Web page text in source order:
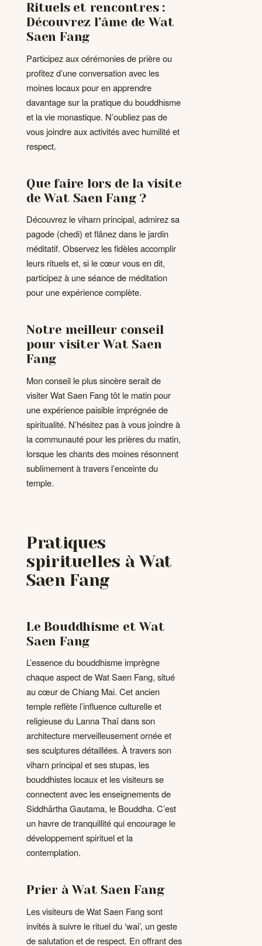
Rituels et rencontres :
Découvrez l’âme de Wat
Saen Fang
Participez aux cérémonies de prière ou
profitez d’une conversation avec les
moines locaux pour en apprendre
davantage sur la pratique du bouddhisme
et la vie monastique. N’oubliez pas de
vous joindre aux activités avec humilité et
respect.
Que faire lors de la visite
de Wat Saen Fang ?
Découvrez le viharn principal, admirez sa
pagode (chedi) et flânez dans le jardin
méditatif. Observez les fidèles accomplir
leurs rituels et, si le cœur vous en dit,
participez à une séance de méditation
pour une expérience complète.
Notre meilleur conseil
pour visiter Wat Saen
Fang
Mon conseil le plus sincère serait de
visiter Wat Saen Fang tôt le matin pour
une expérience paisible imprégnée de
spiritualité. N’hésitez pas à vous joindre à
la communauté pour les prières du matin,
lorsque les chants des moines résonnent
sublimement à travers l’enceinte du
temple.
Pratiques
spirituelles à Wat
Saen Fang
Le Bouddhisme et Wat
Saen Fang
L’essence du bouddhisme imprègne
chaque aspect de Wat Saen Fang, situé
au cœur de Chiang Mai. Cet ancien
temple reflète l’influence culturelle et
religieuse du Lanna Thaï dans son
architecture merveilleusement ornée et
ses sculptures détaillées. À travers son
viharn principal et ses stupas, les
bouddhistes locaux et les visiteurs se
connectent avec les enseignements de
Siddhārtha Gautama, le Bouddha. C’est
un havre de tranquillité qui encourage le
développement spirituel et la
contemplation.
Prier à Wat Saen Fang
Les visiteurs de Wat Saen Fang sont
invités à suivre le rituel du ‘wai’, un geste
de salutation et de respect. En offrant des